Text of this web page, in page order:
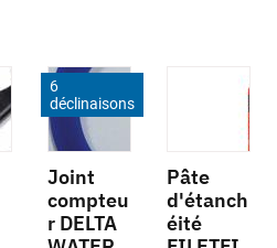
6
déclinaisons
Joint
compteu
r DELTA
Pâte
d'étanch
éité